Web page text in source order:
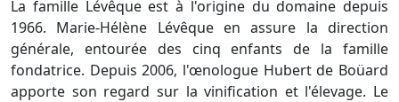
La famille Lévêque est à l'origine du domaine depuis
1966. Marie-Hélène Lévêque en assure la direction
générale, entourée des cinq enfants de la famille
fondatrice. Depuis 2006, l'œnologue Hubert de Boüard
apporte son regard sur la vinification et l'élevage. Le